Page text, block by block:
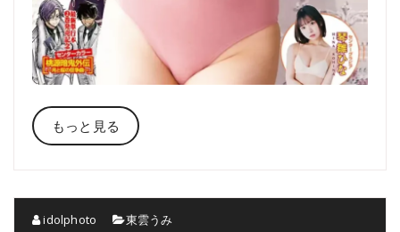
もっと見る
idolphoto 東雲うみ